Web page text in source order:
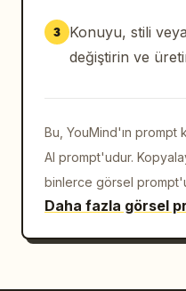
3
Konuyu, stili
değiştirin ve
Bu, YouMind'ın
AI prompt'udur.
binlerce görsel
Daha fazla görsel